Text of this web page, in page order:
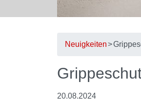
Neuigkeiten
20.08.2024